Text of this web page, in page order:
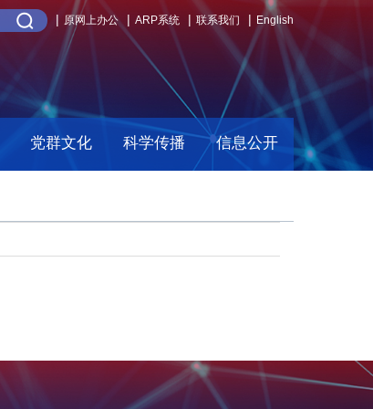
原网上办公 ARP系统 联系我们 English
党群文化 科学传播 信息公开